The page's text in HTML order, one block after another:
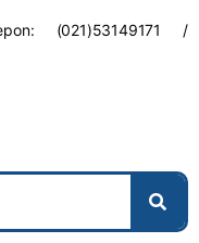
(021)53149171 /